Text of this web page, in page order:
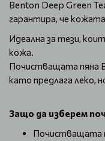
Benton Deep Green
гарантира, че
Идеална за тези,
кожа.
Почистващата пяна
като предлага леко,
Защо да изберем
Почистващата